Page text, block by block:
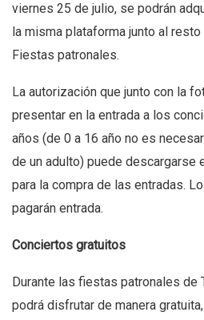
viernes 25 de julio, se podrán
la misma plataforma junto al
Fiestas patronales.
La autorización que junto con la
presentar en la entrada a los
años (de 0 a 16 año no es
de un adulto) puede descargarse
para la compra de las entradas.
pagarán entrada.
Conciertos gratuitos
Durante las fiestas patronales de
podrá disfrutar de manera